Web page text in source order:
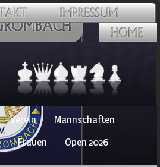
Verein
Mannschaften
Frauen
Open 2026